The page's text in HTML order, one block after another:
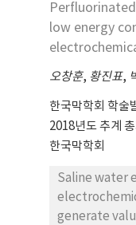
low energy
오창훈, 황진표,
한국막학회 학술
2018년도 추계
한국막학회
Saline water
generate